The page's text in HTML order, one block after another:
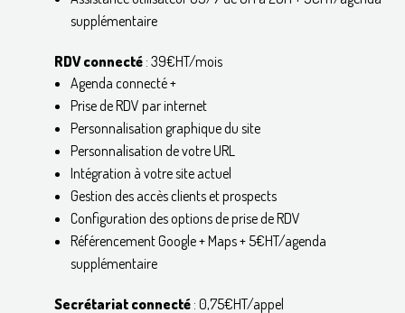
supplémentaire
RDV connecté : 39€HT/mois
Agenda connecté +
Prise de RDV par internet
Personnalisation graphique du site
Personnalisation de votre URL
Intégration à votre site actuel
Gestion des accès clients et prospects
Configuration des options de prise de RDV
Référencement Google + Maps + 5€HT/agenda
supplémentaire
Secrétariat connecté : 0,75€HT/appel